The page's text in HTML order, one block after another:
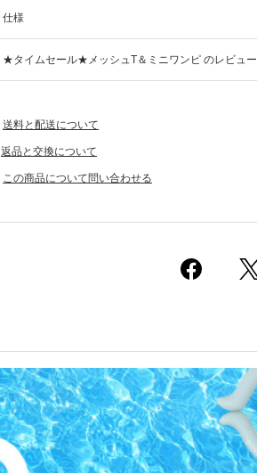
仕様
★タイムセール★メッシュT＆ミニワンピ のレビュー
送料と配送について
返品と交換について
この商品について問い合わせる